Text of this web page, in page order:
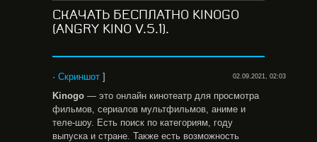
СКАЧАТЬ БЕСПЛАТНО KINOGO
(ANGRY KINO V.5.1).
· Скриншот ] 02.09.2021, 02:03
Kinogo — это онлайн кинотеатр для просмотра
фильмов, сериалов мультфильмов, аниме и
теле-шоу. Есть поиск по категориям, году
выпуска и стране. Также есть возможность